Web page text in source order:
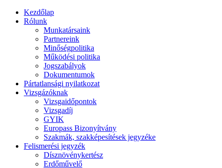
Kezdőlap
Rólunk
Munkatársaink
Partnereink
Minőségpolitika
Működési politika
Jogszabályok
Dokumentumok
Pártatlansági nyilatkozat
Vizsgázóknak
Vizsgaidőpontok
Vizsgadíj
GYIK
Europass Bizonyítvány
Szakmák, szakképesítések jegyzéke
Felismerési jegyzék
Dísznövénykertész
Erdőművelő